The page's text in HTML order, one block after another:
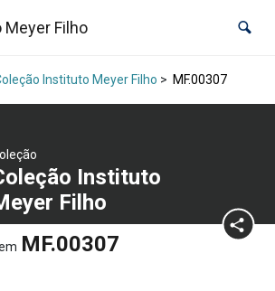
Filho
Instituto Meyer Filho > MF.00307
Instituto
Filho
MF.00307